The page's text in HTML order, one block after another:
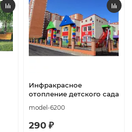
Инфракрасное
отопление детского сада
model-6200
290 ₽